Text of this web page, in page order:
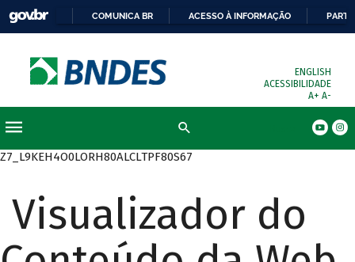
COMUNICA BR ACESSO À INFORMAÇÃO
ENGLISH
ACESSIBILIDADE
A+ A-
Z7_L9KEH4O0LORH80ALCLTPF80S67
Visualizador do